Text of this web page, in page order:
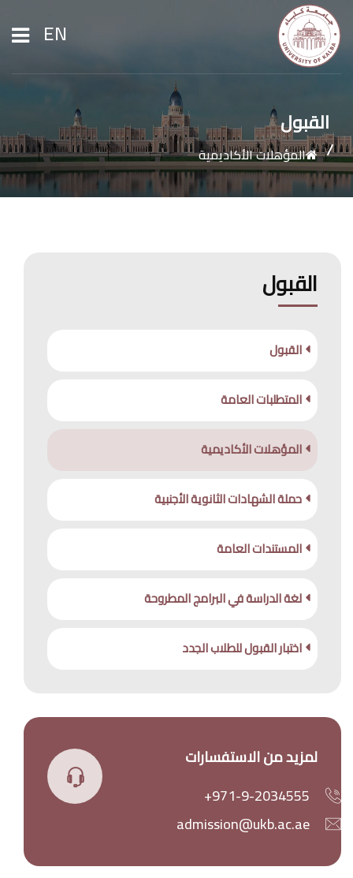
EN
عن الجامعة
القبول
المؤهلات الأكاديمية
القبول
القبول
المتطلبات العامة
المؤهلات الأكاديمية
حملة الشهادات الثانوية الأجنبية
المستندات العامة
لغة الدراسة في البرامج المطروحة
اختبار القبول للطلاب الجدد
لمزيد من الاستفسارات
+971-9-2034555
admission@ukb.ac.ae